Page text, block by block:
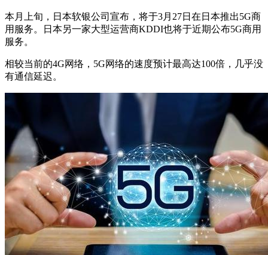
本月上旬，日本软银公司宣布，将于3月27日在日本推出5G商
用服务。日本另一家大型运营商KDDI也将于近期公布5G商用
服务。
相较当前的4G网络，5G网络的速度预计最高达100倍，几乎没
有通信延迟。